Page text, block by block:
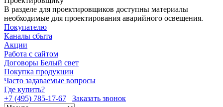
В разделе для проектировщиков доступны материалы
необходимые для проектирования аварийного освещения.
Покупателю
Каналы сбыта
Акции
Работа с сайтом
Договоры Белый свет
Покупка продукции
Часто задаваемые вопросы
Где купить?
+7 (495) 785-17-67
Заказать звонок